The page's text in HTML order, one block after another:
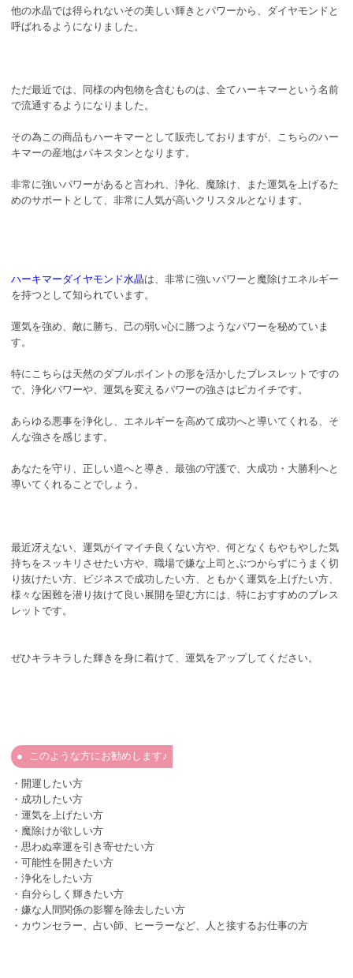
他の水晶では得られないその美しい輝きとパワーから、ダイヤモンドと
呼ばれるようになりました。
ただ最近では、同様の内包物を含むものは、全てハーキマーという名前
で流通するようになりました。
その為この商品もハーキマーとして販売しておりますが、こちらのハー
キマーの産地はパキスタンとなります。
非常に強いパワーがあると言われ、浄化、魔除け、また運気を上げるた
めのサポートとして、非常に人気が高いクリスタルとなります。
ハーキマーダイヤモンド水晶は、非常に強いパワーと魔除けエネルギー
を持つとして知られています。
運気を強め、敵に勝ち、己の弱い心に勝つようなパワーを秘めていま
す。
特にこちらは天然のダブルポイントの形を活かしたブレスレットですの
で、浄化パワーや、運気を変えるパワーの強さはピカイチです。
あらゆる悪事を浄化し、エネルギーを高めて成功へと導いてくれる、そ
んな強さを感じます。
あなたを守り、正しい道へと導き、最強の守護で、大成功・大勝利へと
導いてくれることでしょう。
最近冴えない、運気がイマイチ良くない方や、何となくもやもやした気
持ちをスッキリさせたい方や、職場で嫌な上司とぶつからずにうまく切
り抜けたい方、ビジネスで成功したい方、ともかく運気を上げたい方、
様々な困難を潜り抜けて良い展開を望む方には、特におすすめのブレス
レットです。
ぜひキラキラした輝きを身に着けて、運気をアップしてください。
このような方にお勧めします♪
・開運したい方
・成功したい方
・運気を上げたい方
・魔除けが欲しい方
・思わぬ幸運を引き寄せたい方
・可能性を開きたい方
・浄化をしたい方
・自分らしく輝きたい方
・嫌な人間関係の影響を除去したい方
・カウンセラー、占い師、ヒーラーなど、人と接するお仕事の方